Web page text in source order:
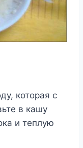
которая с
в кашу
и теплую